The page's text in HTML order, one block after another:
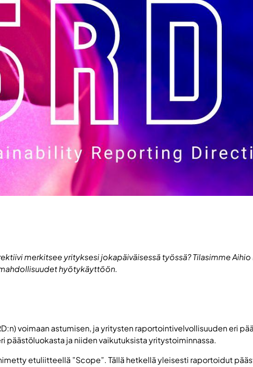
merkitsee yrityksesi jokapäiväisessä työssä? Tilasimme
hyötykäyttöön.
voimaan astumisen, ja yritysten raportointivelvollisuuden eri
päästöluokasta ja niiden vaikutuksista yritystoiminnassa.
etuliitteellä ”Scope”. Tällä hetkellä yleisesti raportoidut